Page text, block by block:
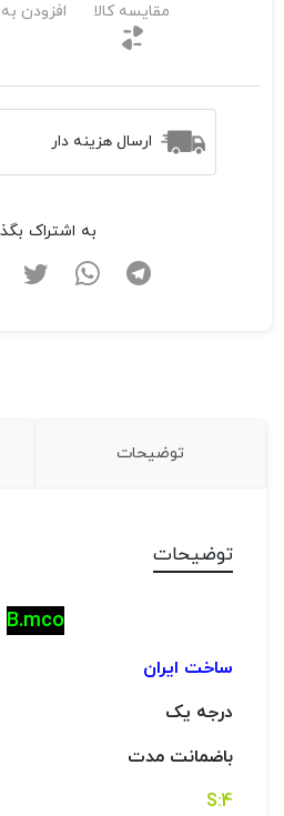
مقایسه کالا افزودن
ارسال هزینه دار
به اشتراک
توضیحات
توضیحات
B.mco
ساخت ایران
درجه یک
باضمانت مدت
4:S